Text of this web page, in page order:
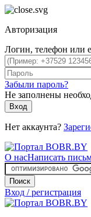
Авторизация
Логин, телефон или
Забыли пароль?
Не заполнены
Вход
Нет аккаунта?
О насНаписать
Поиск
Вход / регистрация